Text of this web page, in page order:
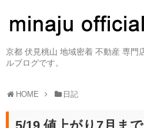
京都 伏見桃山 地域密着 不動産 専門
ルブログです。
HOME 日記